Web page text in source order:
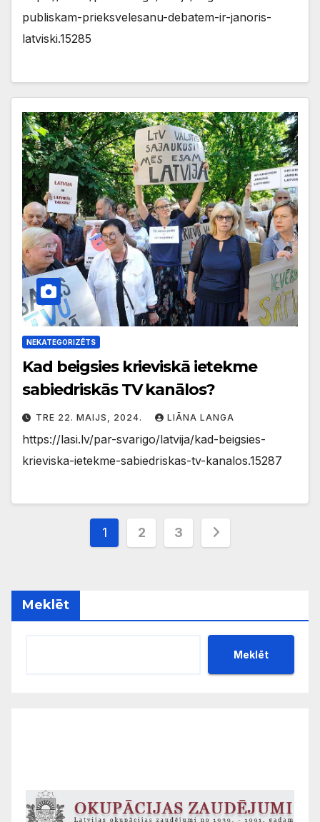
publiskam-prieksvelesanu-debatem-ir-janoris-
latviski.15285
NEKATEGORIZĒTS
Kad beigsies krieviskā ietekme
sabiedriskās TV kanālos?
TRE 22. MAIJS, 2024. LIĀNA LANGA
https://lasi.lv/par-svarigo/latvija/kad-beigsies-
krieviska-ietekme-sabiedriskas-tv-kanalos.15287
Ziņu
lappusēm
1 2 3
Meklēt
Meklēt